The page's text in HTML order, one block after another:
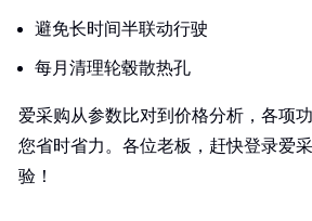
避免长时间半联动行驶
每月清理轮毂散热孔
爱采购从参数比对到价格分析，各项
您省时省力。各位老板，赶快登录爱
验！